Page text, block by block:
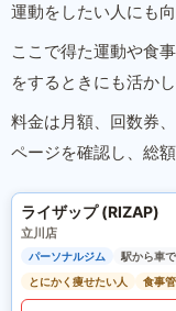
運動をしたい人にも向
ここで得た運動や食
をするときにも活かし
料金は月額、回数券
ページを確認し、総
ライザップ (RIZAP)
立川店
パーソナルジム
駅から車
とにかく痩せたい人
食事